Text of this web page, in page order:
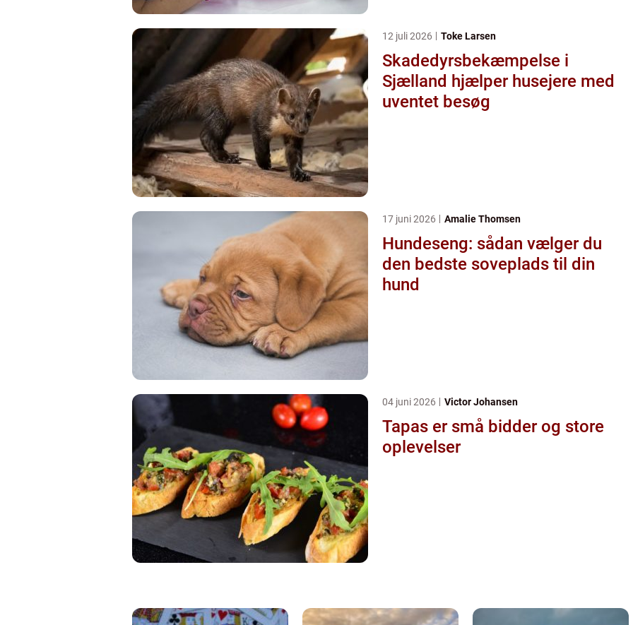
12 juli 2026 Toke Larsen
Skadedyrsbekæmpelse i
Sjælland hjælper husejere med
uventet besøg
17 juni 2026 Amalie Thomsen
Hundeseng: sådan vælger du
den bedste soveplads til din
hund
04 juni 2026 Victor Johansen
Tapas er små bidder og store
oplevelser